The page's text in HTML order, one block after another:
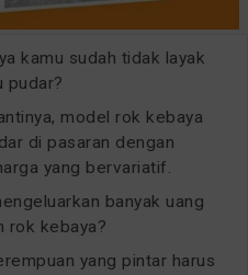
kamu sudah tidak layak
pudar?
model rok kebaya
di pasaran dengan
yang bervariatif.
banyak uang
rok kebaya?
yang pintar harus